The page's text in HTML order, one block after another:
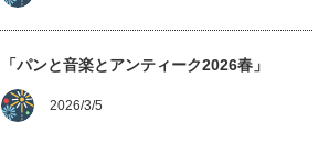
「パンと音楽とアンティーク2026春」
2026/3/5